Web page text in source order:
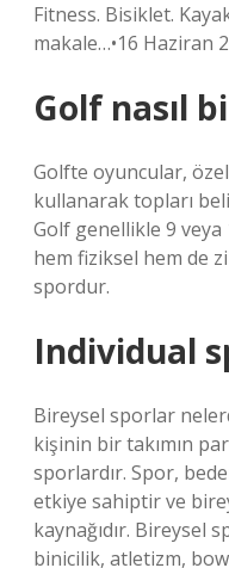
Fitness. Bisiklet.
makale…•16 Haziran
Golf nasıl
Golfte oyuncular,
kullanarak topları
Golf genellikle 9 veya
hem fiziksel hem de
spordur.
Individual
Bireysel sporlar
kişinin bir takımın
sporlardır. Spor,
etkiye sahiptir ve
kaynağıdır. Bireysel
binicilik, atletizm,